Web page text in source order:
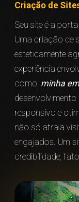
Criação de
Seu site é a
Uma criação de
esteticamente
experiência
como: minha
responsivo e
não só atraia
engajados. Um
credibilidade,